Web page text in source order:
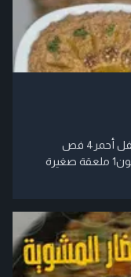
​المكونات:​1 بندورة​1 باذنجان​1 فلفل أخضر​1 فلفل أحمر​4 فص
ثوم​ملح وفلفل​1 ملعقة صغيرة كمون مطحون​1 ملعقة صغيرة